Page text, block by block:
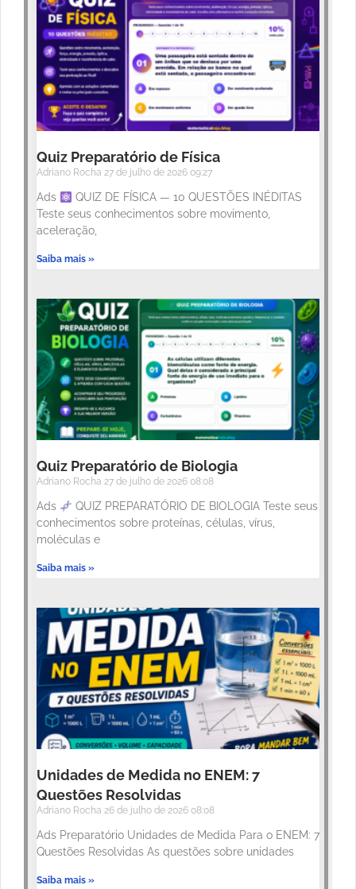
Quiz Preparatório de Física
Adriano Rocha 27 de julho de 2026 09:27
Ads
QUIZ DE FÍSICA — 10 QUESTÕES INÉDITAS
Teste seus conhecimentos sobre movimento,
aceleração,
Saiba mais »
Quiz Preparatório de Biologia
Adriano Rocha 27 de julho de 2026 08:08
Ads
QUIZ PREPARATÓRIO DE BIOLOGIA Teste seus
conhecimentos sobre proteínas, células, vírus,
moléculas e
Saiba mais »
Unidades de Medida no ENEM: 7
Questões Resolvidas
Adriano Rocha 26 de julho de 2026 08:08
Ads Preparatório Unidades de Medida Para o ENEM: 7
Questões Resolvidas As questões sobre unidades
Saiba mais »